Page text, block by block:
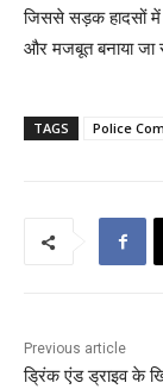
जिससे सड़क हादसों में
और मजबूत बनाया
TAGS Police
Previous article
ड्रिंक एंड ड्राइव के